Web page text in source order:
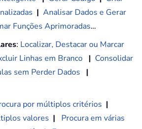
| Analisar Dados e Gerar
Funções Aprimoradas…
: Localizar, Destacar ou Marcar
Linhas em Branco | Consolidar
sem Perder Dados
|
por múltiplos critérios |
valores |
Procura em várias